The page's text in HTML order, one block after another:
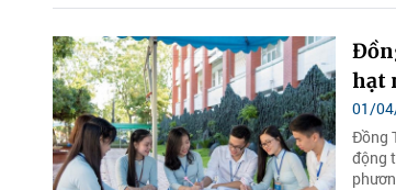
hạt
01/
Đồng
động